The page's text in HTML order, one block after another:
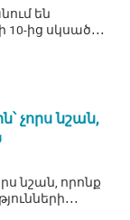
են
ից սկսած․․․
չորս նշան,
նշան, որոնք